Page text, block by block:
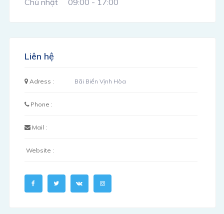
Chủ nhật 09:00 - 17:00
Liên hệ
Adress : Bãi Biển Vịnh Hòa
Phone :
Mail :
Website :